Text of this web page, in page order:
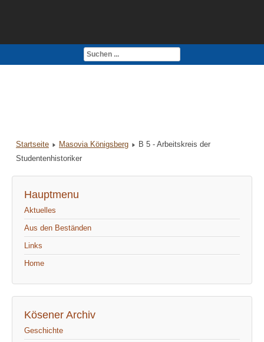
Impressum
Startseite Masovia Königsberg
B 5 - Arbeitskreis der
Studentenhistoriker
Hauptmenu
Aktuelles
Aus den Beständen
Links
Home
Kösener Archiv
Geschichte